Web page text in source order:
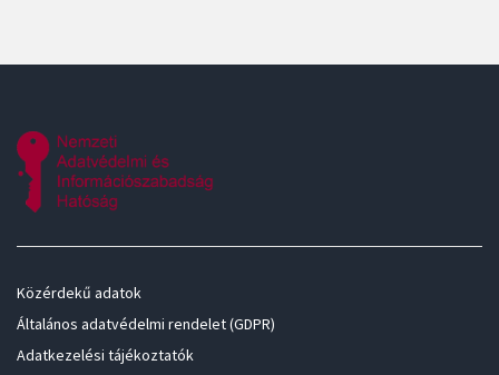
Közérdekű adatok
Általános adatvédelmi rendelet (GDPR)
Adatkezelési tájékoztatók